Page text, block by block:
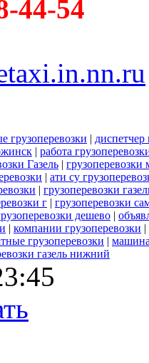
44-54
грузоперевозки | диспетчер
| работа
Газель | грузоперевозки
| ати су
| грузоперевозки
г | грузоперевозки
дешево |
| компании грузоперевозки |
грузоперевозки | машина
газель нижний